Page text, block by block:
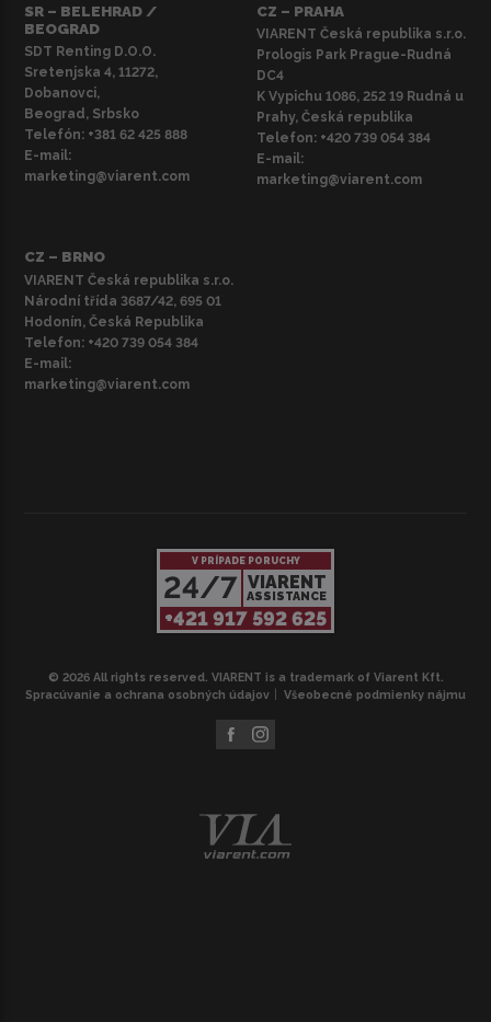
SR – BELEHRAD /
BEOGRAD
SDT Renting D.O.O.
Sretenjska 4, 11272,
Dobanovci,
Beograd, Srbsko
Telefón: +381 62 425 888
E-mail:
marketing@viarent.com
CZ – PRAHA
VIARENT Česká republika s.r.o.
Prologis Park Prague-Rudná
DC4
K Vypichu 1086, 252 19 Rudná u
Prahy, Česká republika
Telefon: +420 739 054 384
E-mail:
marketing@viarent.com
CZ – BRNO
VIARENT Česká republika s.r.o.
Národní třída 3687/42, 695 01
Hodonín, Česká Republika
Telefon: +420 739 054 384
E-mail:
marketing@viarent.com
V PRÍPADE PORUCHY
24/7 VIARENT
ASSISTANCE
+421 917 592 625
© 2026 All rights reserved. VIARENT is a trademark of Viarent Kft.
Spracúvanie a ochrana osobných údajov
Všeobecné podmienky nájmu